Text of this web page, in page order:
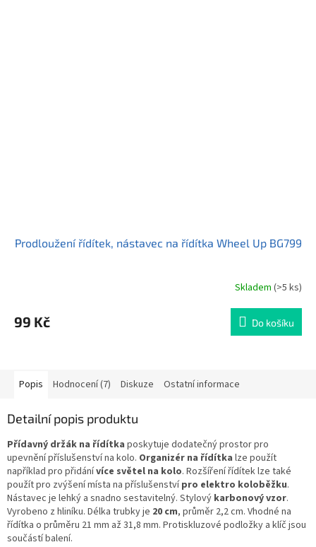
Prodloužení řídítek, nástavec na řídítka Wheel Up BG799
Skladem (>5 ks)
99 Kč Do košíku
Popis Hodnocení (7) Diskuze Ostatní informace
Detailní popis produktu
Přídavný držák na řídítka poskytuje dodatečný prostor pro
upevnění příslušenství na kolo. Organizér na řídítka lze použít
například pro přidánívíce světel na kolo. Rozšíření řídítek lze také
použít pro zvýšení místa na příslušenstvípro elektro koloběžku.
Nástavec je lehký a snadno sestavitelný. Stylový karbonový vzor.
Vyrobeno z hliníku. Délka trubky je 20 cm, průměr 2,2 cm. Vhodné na
řídítka o průměru 21 mm až 31,8 mm. Protiskluzové podložky a klíč jsou
součástí balení.